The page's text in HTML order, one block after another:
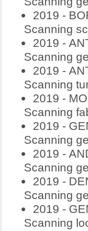
2019 -
Scanning
2019 -
Scanning
2019 -
Scanning
2019 -
Scanning
2019 -
Scanning
2019 -
Scanning
2019 -
Scanning
2019 -
Scanning